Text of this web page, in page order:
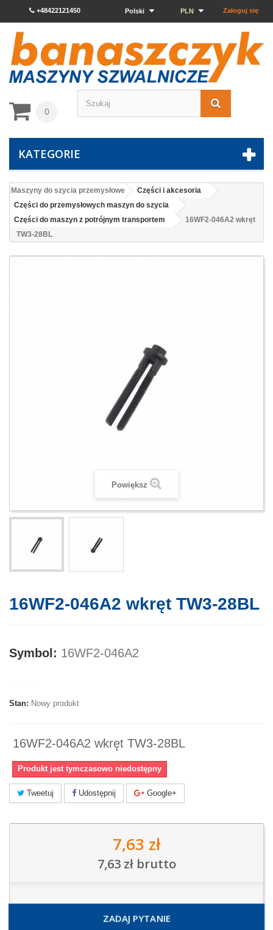
Zaloguj się
PLN
Polski
+48422121450
0
KATEGORIE
Maszyny do szycia przemysłowe
Części i akcesoria
Części do przemysłowych maszyn do szycia
Części do maszyn z potrójnym transportem
16WF2-046A2 wkręt
TW3-28BL
Powiększ
16WF2-046A2 wkręt TW3-28BL
Symbol: 16WF2-046A2
Stan: Nowy produkt
16WF2-046A2 wkręt TW3-28BL
Produkt jest tymczasowo niedostępny
Tweetuj Udostępnij Google+
7,63 zł
7,63 złbrutto
ZADAJ PYTANIE